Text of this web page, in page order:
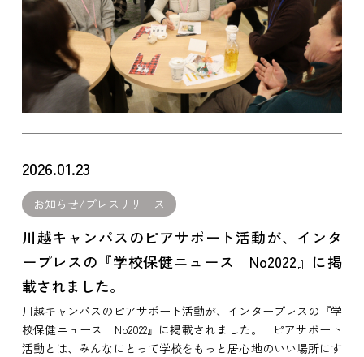
2026.01.23
お知らせ/プレスリリース
川越キャンパスのピアサポート活動が、インタ
ープレスの『学校保健ニュース No2022』に掲
載されました。
川越キャンパスのピアサポート活動が、インタープレスの『学
校保健ニュース No2022』に掲載されました。 ピアサポート
活動とは、みんなにとって学校をもっと居心地のいい場所にす